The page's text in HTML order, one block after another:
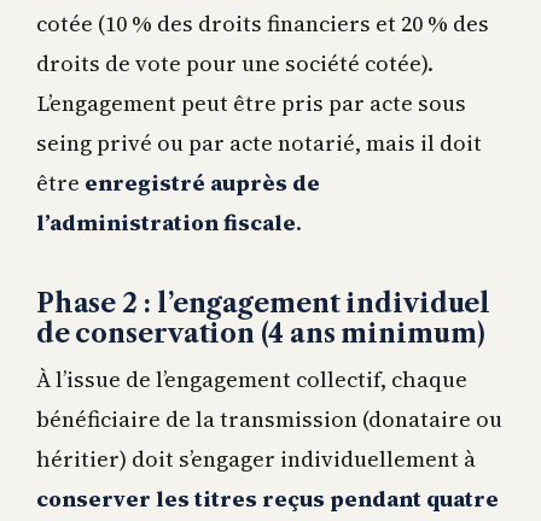
cotée (10 % des droits financiers et 20 % des
droits de vote pour une société cotée).
L’engagement peut être pris par acte sous
seing privé ou par acte notarié, mais il doit
être enregistré auprès de
l’administration fiscale.
Phase 2 : l’engagement individuel
de conservation (4 ans minimum)
À l’issue de l’engagement collectif, chaque
bénéficiaire de la transmission (donataire ou
héritier) doit s’engager individuellement à
conserver les titres reçus pendant quatre